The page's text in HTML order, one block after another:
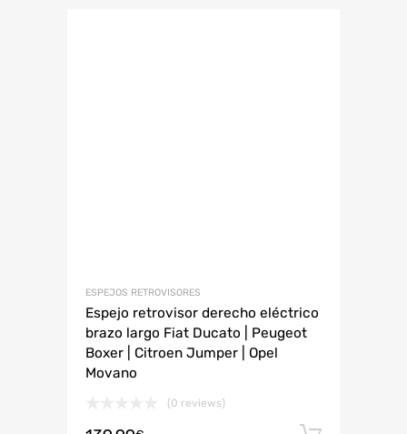
ESPEJOS RETROVISORES
Espejo retrovisor derecho eléctrico
brazo largo Fiat Ducato | Peugeot
Boxer | Citroen Jumper | Opel
Movano
(0 reviews)